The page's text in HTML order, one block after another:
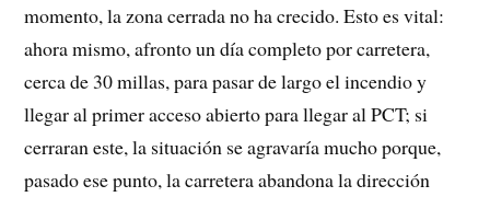
momento, la zona cerrada no ha crecido. Esto es vital:
ahora mismo, afronto un día completo por carretera,
cerca de 30 millas, para pasar de largo el incendio y
llegar al primer acceso abierto para llegar al PCT; si
cerraran este, la situación se agravaría mucho porque,
pasado ese punto, la carretera abandona la dirección